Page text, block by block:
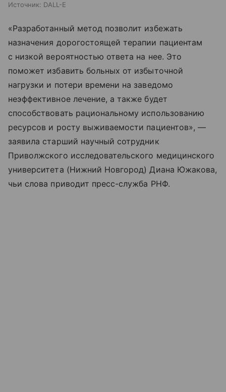
Источник: DALL-E
«Разработанный метод позволит избежать
назначения дорогостоящей терапии пациентам
с низкой вероятностью ответа на нее. Это
поможет избавить больных от избыточной
нагрузки и потери времени на заведомо
неэффективное лечение, а также будет
способствовать рациональному использованию
ресурсов и росту выживаемости пациентов», —
заявила старший научный сотрудник
Приволжского исследовательского медицинского
университета (Нижний Новгород) Диана Южакова,
чьи слова приводит пресс-служба РНФ.